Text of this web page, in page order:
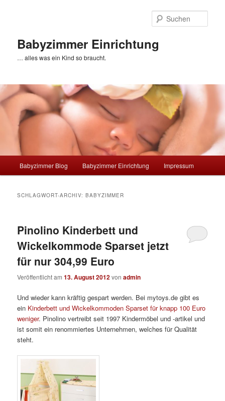
Babyzimmer Einrichtung
… alles was ein Kind so braucht.
Babyzimmer Blog Babyzimmer Einrichtung Impressum
SCHLAGWORT-ARCHIV:BABYZIMMER
Pinolino Kinderbett und
Wickelkommode Sparset jetzt
für nur 304,99 Euro
Veröffentlicht am13. August 2012vonadmin
Und wieder kann kräftig gespart werden. Bei mytoys.de gibt es
ein Kinderbett und Wickelkommoden Sparset für knapp 100 Euro
weniger. Pinolino vertreibt seit 1997 Kindermöbel und -artikel und
ist somit ein renommiertes Unternehmen, welches für Qualität
steht.